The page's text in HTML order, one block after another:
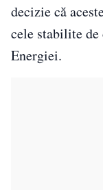
decizie că
cele stabilite
Energiei.